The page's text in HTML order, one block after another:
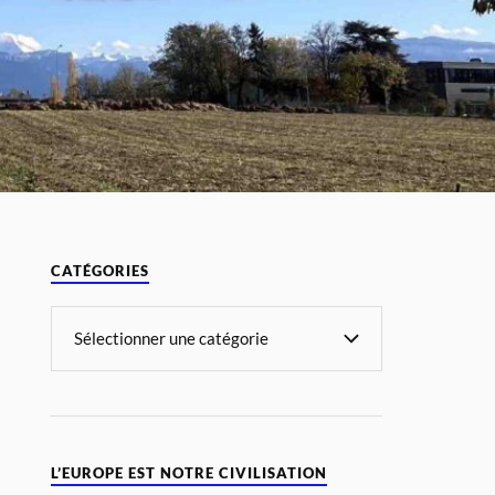
CATÉGORIES
L’EUROPE EST NOTRE CIVILISATION